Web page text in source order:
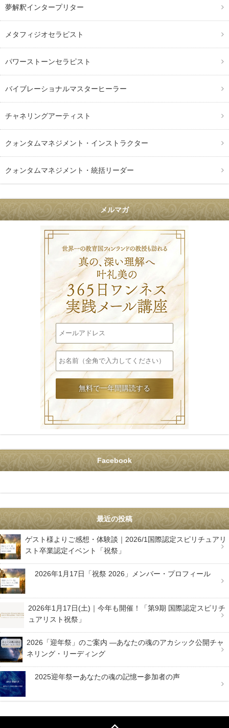
夢解釈インタープリター
メタフィジオセラピスト
パワーストーンセラピスト
バイブレーショナルマスターヒーラー
チャネリングアーティスト
クォンタムマネジメント・インストラクター
クォンタムマネジメント・統括リーダー
メルマガ
Facebook
最近の投稿
ゲスト様よりご感想・体験談｜2026/1国際認定スピリチュアリ
スト卒業認定イベント「祝祭」
2026年1月17日「祝祭 2026」メンバー・プロフィール
2026年1月17日(土)｜今年も開催！「第9期 国際認定スピリチ
ュアリスト祝祭」
2026「迎年祭」のご案内 —あなたの魂のアカシック公開チャ
ネリング・リーディング
2025迎年祭ーあなたの魂の記憶ー参加者の声